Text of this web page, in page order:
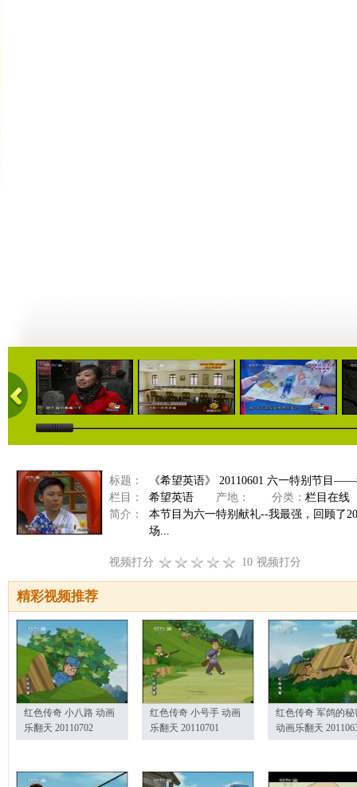
25:29 24:54 25:27
标题：
《希望英语》 20110601 六一特别节目
栏目：
希望英语 产地： 分类： 栏目在线
简介：
本节目为六一特别献礼--我最强，回顾了
场...
视频打分 10 视频打分
精彩视频推荐
红色传奇 小八路 动画
乐翻天 20110702
红色传奇 小号手 动画
乐翻天 20110701
红色传奇 军鸽的秘
动画乐翻天